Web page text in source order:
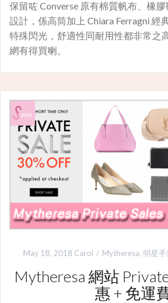
保留咗 Converse 原有棉質帆布、橡
設計，係高筒加上 Chiara Ferragni 經
特殊閃光，舒適性同耐用性都非常之
網有得買喇。
May 18, 2018 Carol Mytheresa, 明星手
Mytheresa 網站
惠 + 免運